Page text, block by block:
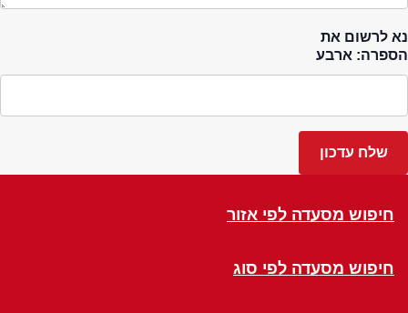
נא לרשום את
הספרה: ארבע
חיפוש מסעדה לפי אזור
חיפוש מסעדה לפי סוג